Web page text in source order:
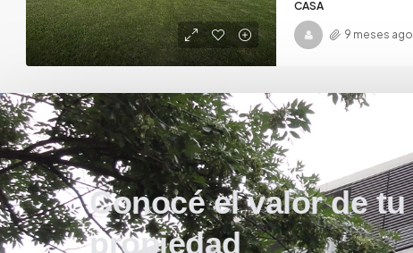
CASA
9 meses ago
Conocé el valor de tu
propiedad